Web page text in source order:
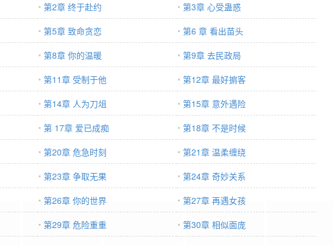
第2章 终于赴约
第3章 心受蛊惑
第5章 致命贪恋
第6 章 看出苗头
第8章 你的温暖
第9章 去民政局
第11章 受制于他
第12章 最好掮客
第14章 人为刀俎
第15章 意外遇险
第 17章 爱已成痴
第18章 不是时候
第20章 危急时刻
第21章 温柔缠绕
第23章 争取无果
第24章 奇妙关系
第26章 你的世界
第27章 再遇女孩
第29章 危险重重
第30章 相似面庞